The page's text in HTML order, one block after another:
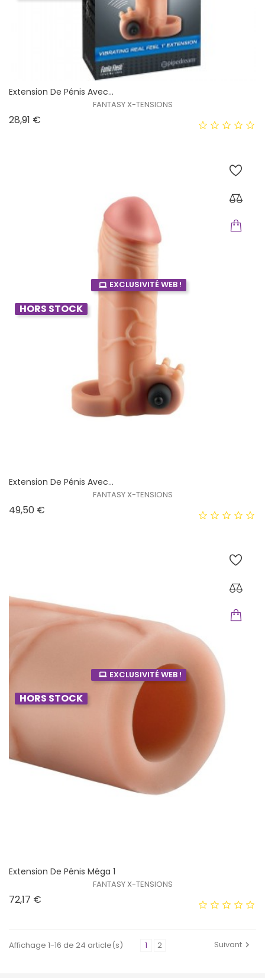
Extension De Pénis Avec...
FANTASY X-TENSIONS
28,91 €
EXCLUSIVITÉ WEB !
HORS STOCK
Extension De Pénis Avec...
FANTASY X-TENSIONS
49,50 €
EXCLUSIVITÉ WEB !
HORS STOCK
Extension De Pénis Méga 1
FANTASY X-TENSIONS
72,17 €
Affichage 1-16 de 24 article(s) 1 2 Suivant 